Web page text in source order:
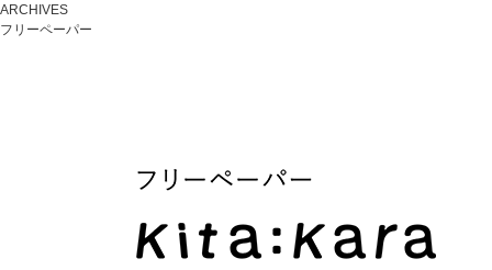
ARCHIVES
フリーペーパー